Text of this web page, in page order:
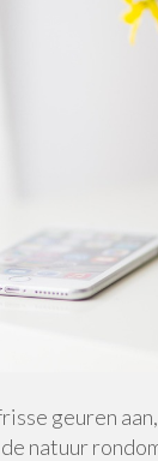
geuren
natuur